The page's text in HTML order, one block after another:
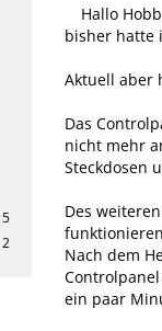
2
Hallo
bisher hatte
Aktuell aber
Das
nicht mehr
Steckdosen
Des
Nach dem
ein paar